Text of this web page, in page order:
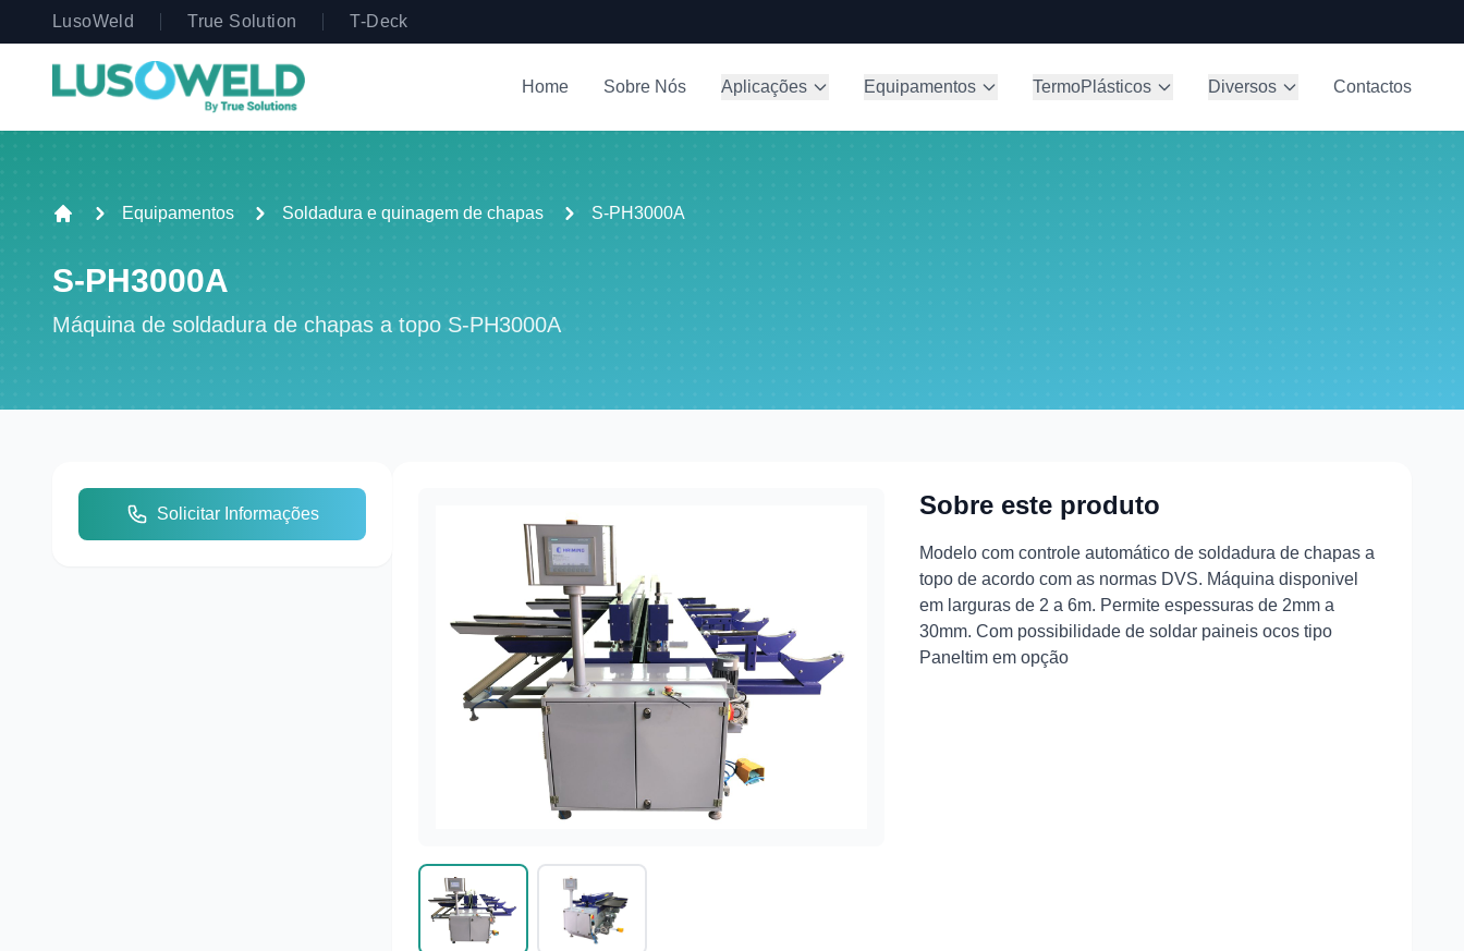
LusoWeld True Solution T-Deck
Home Sobre Nós Aplicações Equipamentos TermoPlásticos Diversos Contactos
Equipamentos Soldadura e quinagem de chapas S-PH3000A
S-PH3000A
Máquina de soldadura de chapas a topo S-PH3000A
Solicitar Informações Sobre este produto
Modelo com controle automático de soldadura de chapas a
topo de acordo com as normas DVS. Máquina disponivel
em larguras de 2 a 6m. Permite espessuras de 2mm a
30mm. Com possibilidade de soldar paineis ocos tipo
Paneltim em opção